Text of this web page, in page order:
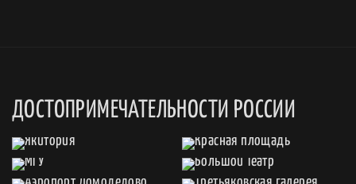
ДОСТОПРИМЕЧАТЕЛЬНОСТИ РОССИИ